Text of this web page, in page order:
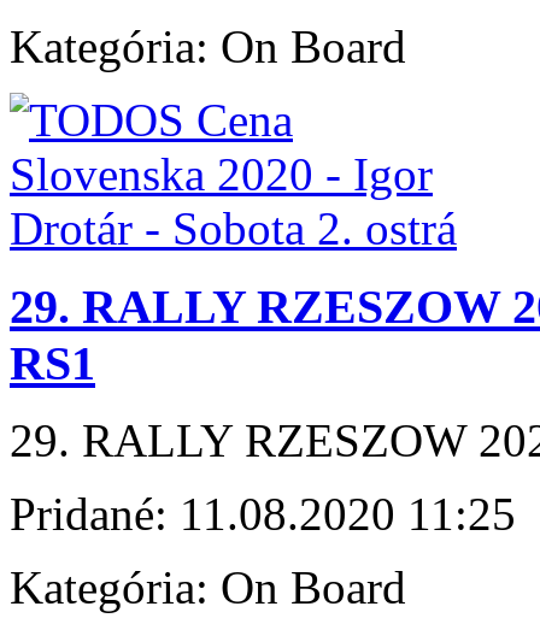
Kategória: On Board
29. RALLY RZESZOW
RS1
29. RALLY RZESZOW
Pridané: 11.08.2020 11:25
Kategória: On Board